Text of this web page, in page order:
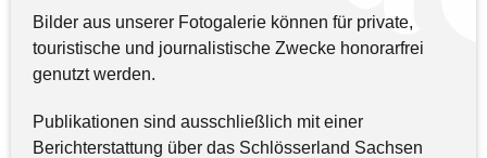
Bilder aus unserer Fotogalerie können für private,
touristische und journalistische Zwecke honorarfrei
genutzt werden.
Publikationen sind ausschließlich mit einer
Berichterstattung über das Schlösserland Sachsen